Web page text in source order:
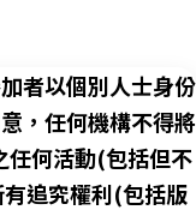
者以個別人士身份
，任何機構不得將
任何活動(包括但不
追究權利(包括版